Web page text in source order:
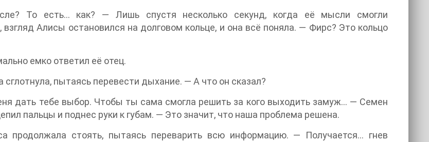
То есть… как? — Лишь спустя несколько секунд, когда её мысли смогли
взгляд Алисы остановился на долговом кольце, и она всё поняла. — Фирс? Это кольцо
емко ответил её отец.
пытаясь перевести дыхание. — А что он сказал?
дать тебе выбор. Чтобы ты сама смогла решить за кого выходить замуж… — Семен
пальцы и поднес руки к губам. — Это значит, что наша проблема решена.
стоять, пытаясь переварить всю информацию. — Получается… гнев